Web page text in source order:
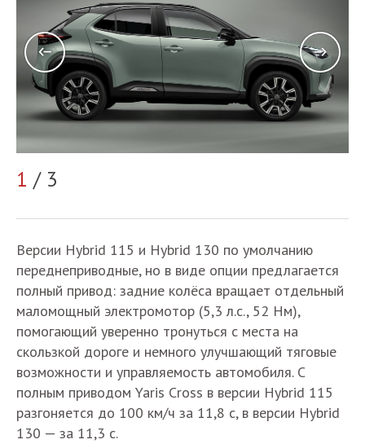
1 / 3
Версии Hybrid 115 и Hybrid 130 по умолчанию
переднеприводные, но в виде опции предлагается
полный привод: задние колёса вращает отдельный
маломощный электромотор (5,3 л.с., 52 Нм),
помогающий уверенно тронуться с места на
скользкой дороге и немного улучшающий тяговые
возможности и управляемость автомобиля. С
полным приводом Yaris Cross в версии Hybrid 115
разгоняется до 100 км/ч за 11,8 с, в версии Hybrid
130 — за 11,3 с.